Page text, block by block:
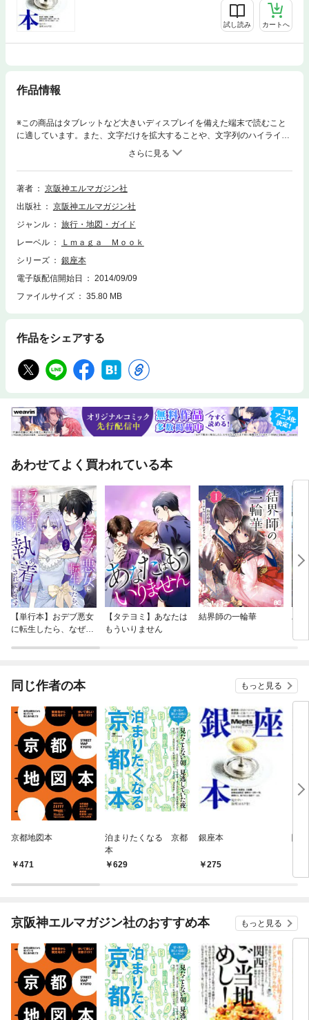
試し読み カートへ
作品情報
※この商品はタブレットなど大きいディスプレイを備えた端末で読むこと
に適しています。また、文字だけを拡大することや、文字列のハイライ
ト、検索、辞書の参照、引用などの機能が使用できません。“裏銀座”と呼
ばれる新天地・昭和通りの深夜ビストロから“表銀座”の老舗パーラーまで
日本一使える街を隅々までご案内します。食堂、ワインバル、２軒目バ
ー、ひとり店、カフェ、ランチ、女子会店に割烹カウンター、待ち合わせ
著者
京阪神エルマガジン社
出版社
京阪神エルマガジン社
ジャンル
旅行・地図・ガイド
レーベル
Ｌｍａｇａ Ｍｏｏｋ
シリーズ
銀座本
電子版配信開始日
2014/09/09
ファイルサイズ
35.80 MB
作品をシェアする
あわせてよく買われている本
【単行本】おデブ悪女
に転生したら、なぜか
【タテヨミ】あなたは
もういりません
結界師の一輪華
バ
今
同じ作者の本 もっと見る
京都地図本
471
泊まりたくなる 京都
本
629
銀座本
275
京阪神エルマガジン社のおすすめ本 もっと見る